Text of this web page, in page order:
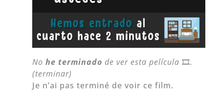
Nohe terminadode ver esta película🎞.
(terminar)
Je n’ai pas terminé de voir ce film.